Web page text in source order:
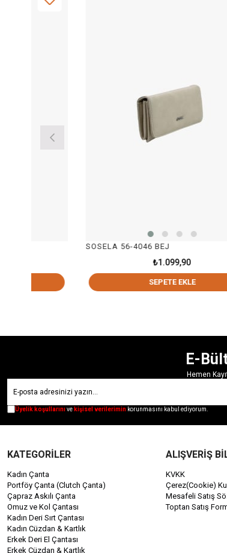
SOSELA 56-4046 BEJ
SEPETE EKLE
E-
Hemen
Üyelik koşullarınıve kişisel verilerimin korunmasını kabul ediyorum.
KATEGORİLER
Kadın Çanta
Portföy Çanta (Clutch Çanta)
Çapraz Askılı Çanta
Omuz ve Kol Çantası
Kadın Deri Sırt Çantası
Kadın Cüzdan & Kartlık
Erkek Deri El Çantası
Erkek Cüzdan & Kartlık
ALIŞVERİŞ
KVKK
Çerez(Cookie)
Mesafeli Satış
Toptan Satış